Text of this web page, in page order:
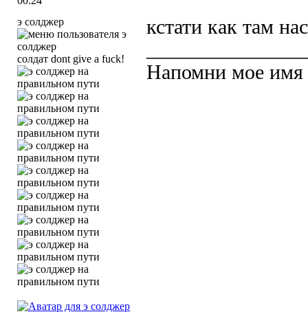
э солджер
солдат dont give a fuck!
кстати как там
Напомни мое имя